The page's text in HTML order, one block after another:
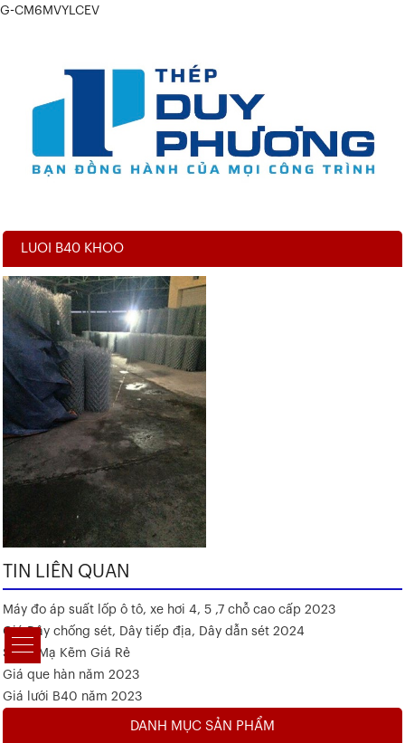
G-CM6MVYLCEV
LUOI B40 KHOO
TIN LIÊN QUAN
Máy đo áp suất lốp ô tô, xe hơi 4, 5 ,7 chỗ cao cấp 2023
Giá Dây chống sét, Dây tiếp địa, Dây dẫn sét 2024
Sắt V Mạ Kẽm Giá Rẻ
Giá que hàn năm 2023
Giá lưới B40 năm 2023
DANH MỤC SẢN PHẨM